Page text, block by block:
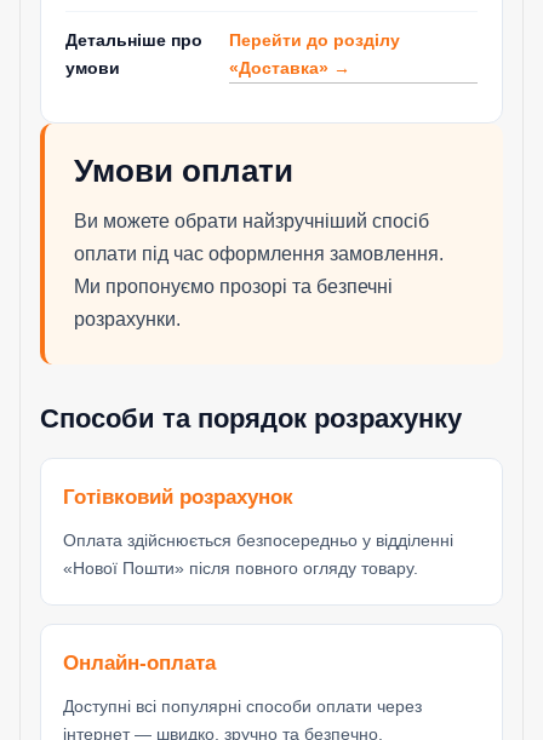
Детальніше про
умови
Перейти до розділу
«Доставка» →
Умови оплати
Ви можете обрати найзручніший спосіб
оплати під час оформлення замовлення.
Ми пропонуємо прозорі та безпечні
розрахунки.
Способи та порядок розрахунку
Готівковий розрахунок
Оплата здійснюється безпосередньо у відділенні
«Нової Пошти» після повного огляду товару.
Онлайн-оплата
Доступні всі популярні способи оплати через
інтернет — швидко, зручно та безпечно.